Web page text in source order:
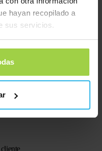
hayan recopilado a
sus servicios.
con botón SOS